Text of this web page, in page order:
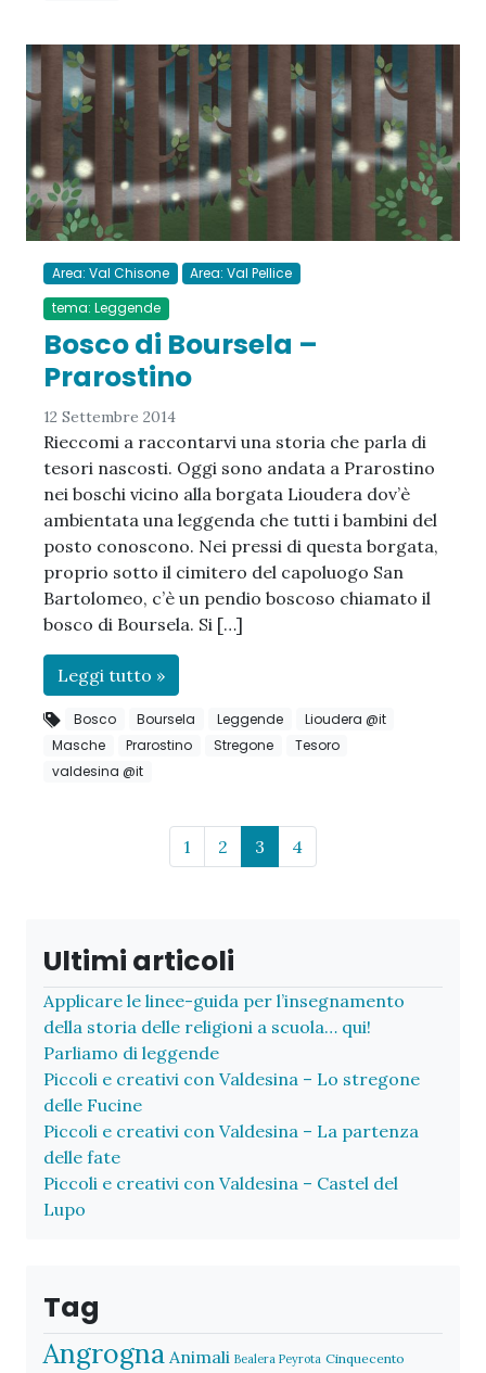
Area: Val Chisone
Area: Val Pellice
tema: Leggende
Bosco di Boursela –
Prarostino
12 Settembre 2014
Rieccomi a raccontarvi una storia che parla di
tesori nascosti. Oggi sono andata a Prarostino
nei boschi vicino alla borgata Lioudera dov’è
ambientata una leggenda che tutti i bambini del
posto conoscono. Nei pressi di questa borgata,
proprio sotto il cimitero del capoluogo San
Bartolomeo, c’è un pendio boscoso chiamato il
bosco di Boursela. Si […]
Leggi tutto »
Bosco Boursela Leggende
Lioudera @it
Masche
Prarostino Stregone
Tesoro
valdesina @it
Page
1 Page
2 Current Page
3 Page
4
Ultimi articoli
Applicare le linee-guida per l’insegnamento
della storia delle religioni a scuola… qui!
Parliamo di leggende
Piccoli e creativi con Valdesina – Lo stregone
delle Fucine
Piccoli e creativi con Valdesina – La partenza
delle fate
Piccoli e creativi con Valdesina – Castel del
Lupo
Tag
Angrogna Animali Bealera Peyrota Cinquecento